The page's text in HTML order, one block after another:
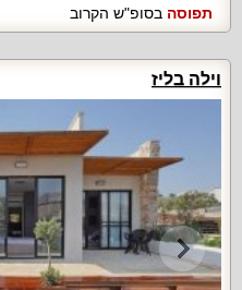
תפוסה בסופ"ש הקרוב
וילה בליז